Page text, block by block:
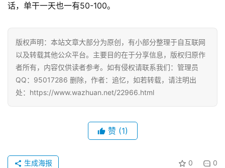
话，单干一天也一有50-100。
版权声明：本站文章大部分为原创，有小部分整理于自互联网
以及转载其他公众平台。主要目的在于分享信息，版权归原作
者所有，内容仅供读者参考。如有侵权请联系我们：管理员
QQ：95017286 删除，作者：追忆，如若转载，请注明出
处：https://www.wazhuan.net/22966.html
赞 (1)
0 0
生成海报